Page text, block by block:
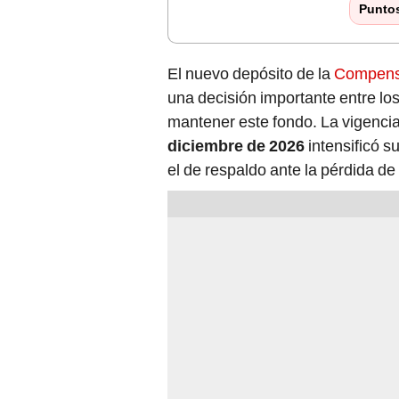
El nuevo depósito de la
una decisión importante entre
mantener este fondo. La
diciembre de 2026 intensificó
el de respaldo ante la pérdida